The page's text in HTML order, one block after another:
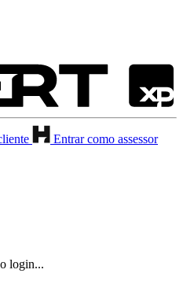
Entrar como assessor
login...